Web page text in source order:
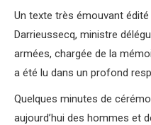
Un texte très émouvant édité
Darrieussecq, ministre
armées, chargée de la
a été lu dans un profond
Quelques minutes de
aujourd’hui des hommes et